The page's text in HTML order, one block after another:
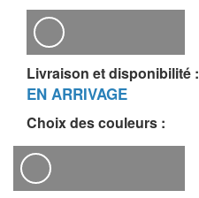
Livraison et disponibilité :
EN ARRIVAGE
Choix des couleurs :